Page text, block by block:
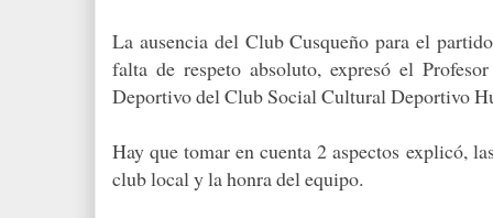
La ausencia del Club Cusqueño para el
falta de respeto absoluto, expresó el
Deportivo del Club Social Cultural Deportivo
Hay que tomar en cuenta 2 aspectos explicó,
club local y la honra del equipo.